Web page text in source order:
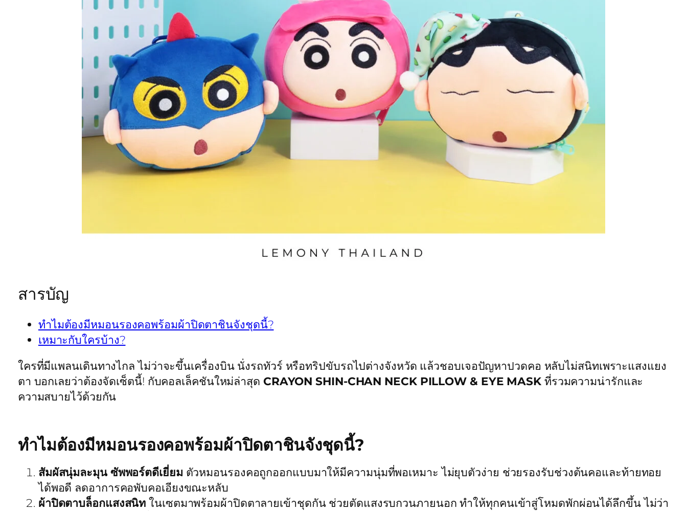
สารบัญ
ทำไมต้องมีหมอนรองคอพร้อมผ้าปิดตาชินจังชุดนี้?
เหมาะกับใครบ้าง?
ใครที่มีแพลนเดินทางไกล ไม่ว่าจะขึ้นเครื่องบิน นั่งรถทัวร์ หรือทริปขับรถไปต่างจังหวัด แล้วชอบเจอปัญหาปวดคอ หลับไม่สนิทเพราะแสงแยง
ตา บอกเลยว่าต้องจัดเซ็ตนี้! กับคอลเล็คชันใหม่ล่าสุด CRAYON SHIN-CHAN NECK PILLOW & EYE MASKที่รวมความน่ารักและ
ความสบายไว้ด้วยกัน
ทำไมต้องมีหมอนรองคอพร้อมผ้าปิดตาชินจังชุดนี้?
สัมผัสนุ่มละมุน ซัพพอร์ตดีเยี่ยม ตัวหมอนรองคอถูกออกแบบมาให้มีความนุ่มที่พอเหมาะ ไม่ยุบตัวง่าย ช่วยรองรับช่วงต้นคอและท้ายทอย
ได้พอดี ลดอาการคอพับคอเอียงขณะหลับ
ผ้าปิดตาบล็อกแสงสนิทในเซตมาพร้อมผ้าปิดตาลายเข้าชุดกัน ช่วยตัดแสงรบกวนภายนอก ทำให้ทุกคนเข้าสู่โหมดพักผ่อนได้ลึกขึ้น ไม่ว่า